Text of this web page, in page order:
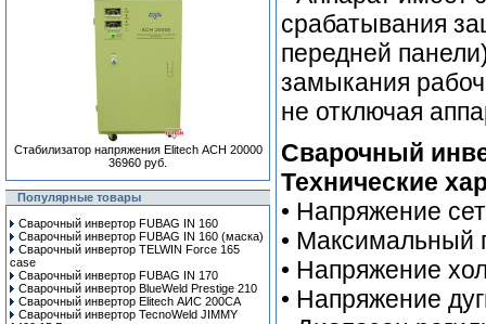
Стабилизатор напряжения Elitech АСН 20000
36960 руб.
Популярные товары
Сварочный инвертор FUBAG IN 160
Сварочный инвертор FUBAG IN 160 (маска)
Сварочный инвертор TELWIN Force 165
case
Сварочный инвертор FUBAG IN 170
Сварочный инвертор BlueWeld Prestige 210
Сварочный инвертор Elitech АИС 200СА
Сварочный инвертор TecnoWeld JIMMY
срабатывания
передней
замыкания
не отключая
Сварочный
Технические
• Напряжение
• Максимальный
• Напряжение
• Напряжение